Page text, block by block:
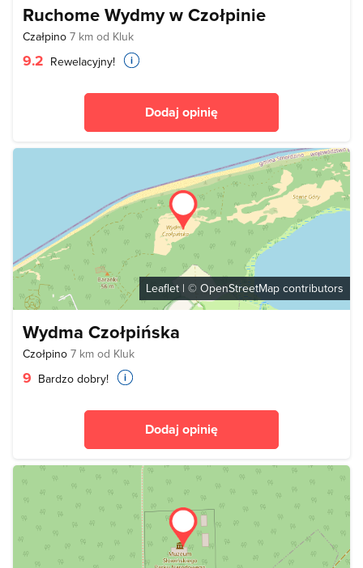
Ruchome Wydmy w Czołpinie
Czałpino 7 km od Kluk
9.2 Rewelacyjny!
Dodaj opinię
Leaflet | © OpenStreetMap contributors
Wydma Czołpińska
Czołpino 7 km od Kluk
9 Bardzo dobry!
Dodaj opinię